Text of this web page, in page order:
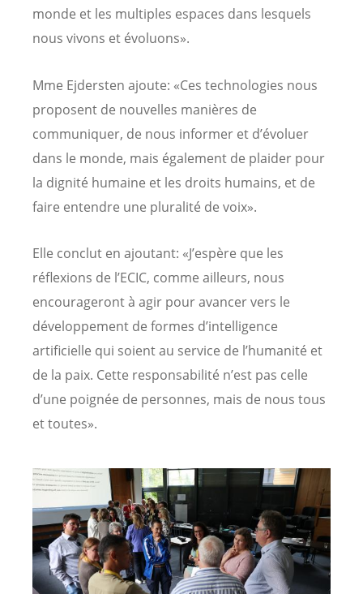
monde et les multiples espaces dans lesquels
nous vivons et évoluons».
Mme Ejdersten ajoute: «Ces technologies nous
proposent de nouvelles manières de
communiquer, de nous informer et d’évoluer
dans le monde, mais également de plaider pour
la dignité humaine et les droits humains, et de
faire entendre une pluralité de voix».
Elle conclut en ajoutant: «J’espère que les
réflexions de l’ECIC, comme ailleurs, nous
encourageront à agir pour avancer vers le
développement de formes d’intelligence
artificielle qui soient au service de l’humanité et
de la paix. Cette responsabilité n’est pas celle
d’une poignée de personnes, mais de nous tous
et toutes».
Image